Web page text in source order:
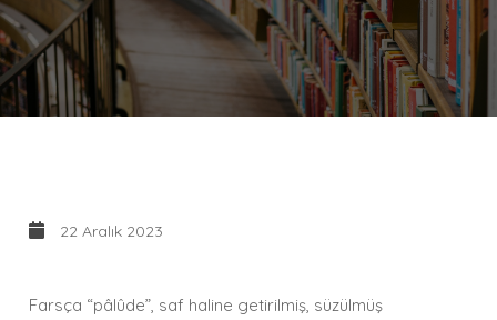
22 Aralık 2023
Farsça “pâlûde”, saf haline getirilmiş, süzülmüş